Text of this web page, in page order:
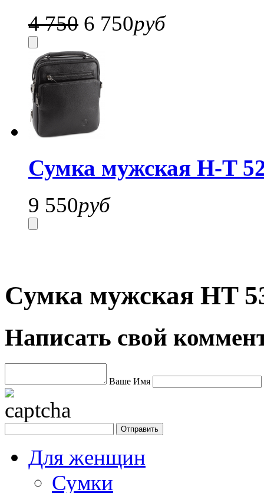
4 750 6 750руб
Сумка мужская H-T
9 550руб
Сумка мужская HT
Написать свой
Ваше Имя
Для женщин
Сумки